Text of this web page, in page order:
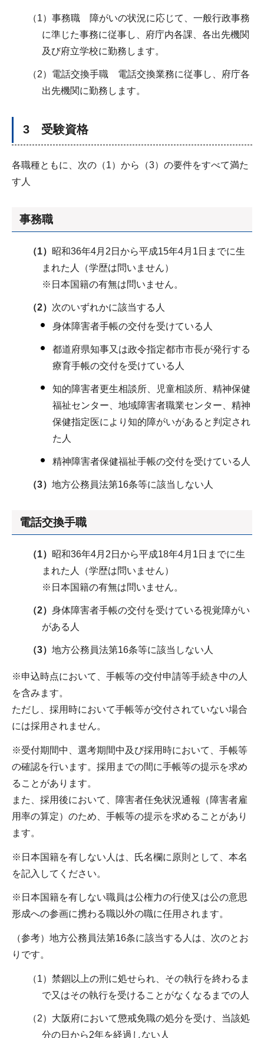
（1）事務職 障がいの状況に応じて、一般行政事務
に準じた事務に従事し、府庁内各課、各出先機関
及び府立学校に勤務します。
（2）電話交換手職 電話交換業務に従事し、府庁各
出先機関に勤務します。
3 受験資格
各職種ともに、次の（1）から（3）の要件をすべて満た
す人
事務職
（1） 昭和36年4月2日から平成15年4月1日までに生
まれた人（学歴は問いません）
※日本国籍の有無は問いません。
（2） 次のいずれかに該当する人
身体障害者手帳の交付を受けている人
都道府県知事又は政令指定都市市長が発行する
療育手帳の交付を受けている人
知的障害者更生相談所、児童相談所、精神保健
福祉センター、地域障害者職業センター、精神
保健指定医により知的障がいがあると判定され
た人
精神障害者保健福祉手帳の交付を受けている人
（3）地方公務員法第16条等に該当しない人
電話交換手職
（1） 昭和36年4月2日から平成18年4月1日までに生
まれた人（学歴は問いません）
※日本国籍の有無は問いません。
（2）身体障害者手帳の交付を受けている視覚障がい
がある人
（3）地方公務員法第16条等に該当しない人
※申込時点において、手帳等の交付申請等手続き中の人
を含みます。
ただし、採用時において手帳等が交付されていない場合
には採用されません。
※受付期間中、選考期間中及び採用時において、手帳等
の確認を行います。採用までの間に手帳等の提示を求め
ることがあります。
また、採用後において、障害者任免状況通報（障害者雇
用率の算定）のため、手帳等の提示を求めることがあり
ます。
※日本国籍を有しない人は、氏名欄に原則として、本名
を記入してください。
※日本国籍を有しない職員は公権力の行使又は公の意思
形成への参画に携わる職以外の職に任用されます。
（参考）地方公務員法第16条に該当する人は、次のとお
りです。
（1）禁錮以上の刑に処せられ、その執行を終わるま
で又はその執行を受けることがなくなるまでの人
（2）大阪府において懲戒免職の処分を受け、当該処
分の日から2年を経過しない人